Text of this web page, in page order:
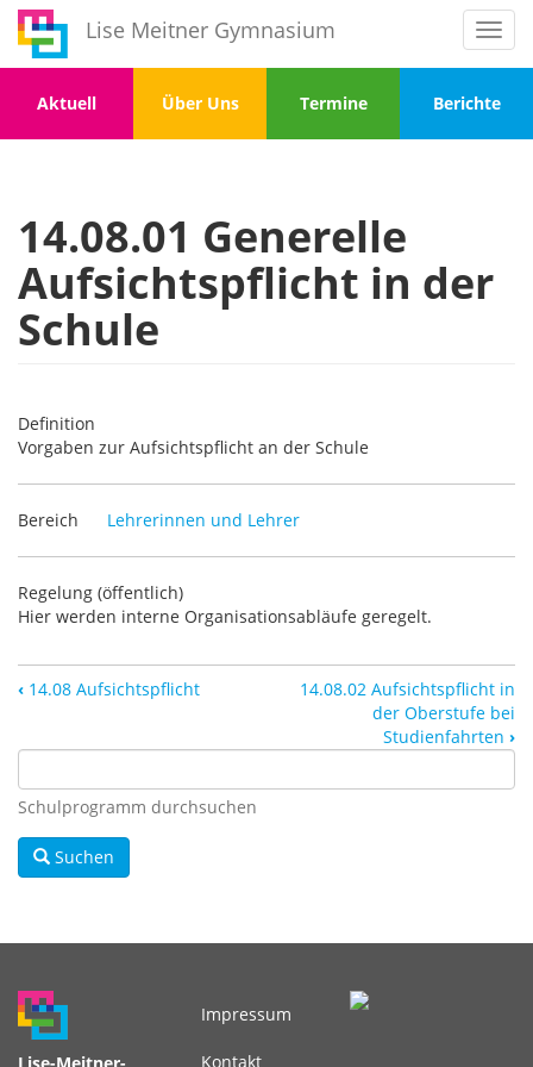
Direkt
zum
Inhalt
Lise Meitner Gymnasium
Menu
1
Aktuell
Menu
2
Über Uns
Menu
3
Termine
Menu
4
Berichte
14.08.01 Generelle
Aufsichtspflicht in der
Schule
Definition
Vorgaben zur Aufsichtspflicht an der Schule
Bereich Lehrerinnen und Lehrer
Regelung (öffentlich)
Hier werden interne Organisationsabläufe geregelt.
‹ 14.08 Aufsichtspflicht
14.08.02 Aufsichtspflicht in
der Oberstufe bei
Studienfahrten ›
Schulprogramm durchsuchen
Suchen
Fußbereichsmenü
Impressum
Kontakt